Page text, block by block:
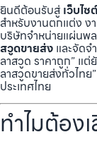
ยินดีต้อนรับสู่ เว็บไ
สำหรับงานตกแต่ง ง
บริษัทจำหน่ายแผ่นพ
สวูดขายส่ง และจัดจ
ลาสวูด ราคาถูก” แ
ลาสวูดขายส่งทั่วไท
ประเทศไทย
ทำไมต้อง